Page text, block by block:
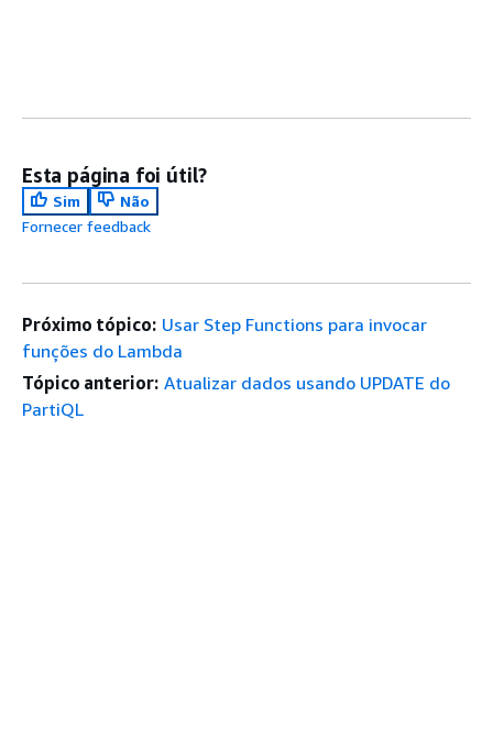
Esta página foi útil?
Sim
Não
Fornecer feedback
Próximo tópico: Usar Step Functions para invocar
funções do Lambda
Tópico anterior: Atualizar dados usando UPDATE do
PartiQL